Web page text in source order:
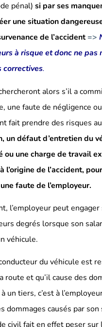
pénal) si par ses
une situation
de l’accident=>
à risque et donc ne pas
correctives.
alors s’il a
une faute de négligence
fait prendre des risques
un défaut d’entretien du
ou une charge de travail
l’origine de l’accident,
faute de l’employeur.
l’employeur peut
degrés lorsque son
véhicule.
du véhicule est
route et qu’il cause des
un tiers, c’est à
dommages causés par son
civil fait en effet peser sur